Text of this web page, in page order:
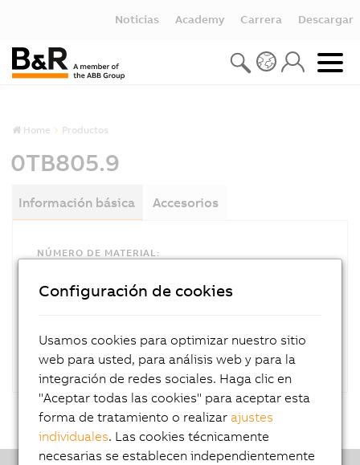
Noticias Academy Carrera Descargar
Home Productos
0TB805.9
Información básica Accesorios
NÚMERO DE MATERIAL:
DESCRIPCIÓN:
Configuración de cookies
Usamos cookies para optimizar nuestro sitio
web para usted, para análisis web y para la
integración de redes sociales. Haga clic en
"Aceptar todas las cookies" para aceptar esta
forma de tratamiento o realizarajustes
individuales. Las cookies técnicamente
necesarias se establecen independientemente